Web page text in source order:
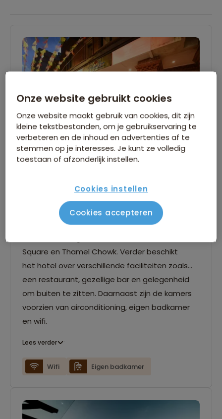
Skye Inn - Kathmandu
Hotel Skye Inn ligt in het centrum van de stad
en dicht in de buurt van meerdere populaire
Square en Thamel Chowk. Verder beschikt
het hotel over verschillende faciliteiten zoals
een restaurant, gezellige bar en gelegenheid
om buiten te zitten. Daarnaast zijn de kamers
voorzien van airconditioning, eigen badkamer
en wifi.
Lees verder
Wifi Eigen badkamer
Onze website gebruikt cookies
Onze website maakt gebruik van cookies, dit zijn
kleine tekstbestanden, om je gebruikservaring te
verbeteren en de inhoud en advertenties af te
stemmen op je interesses. Je kunt ze volledig
toestaan of afzonderlijk instellen.
Cookies instellen
Cookies accepteren